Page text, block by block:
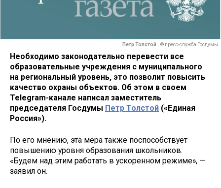
Петр Толстой. © пресс-служба Госдумы
Необходимо законодательно перевести все
образовательные учреждения с муниципального
на региональный уровень, это позволит повысить
качество охраны объектов. Об этом в своем
Telegram-канале написал заместитель
председателя Госдумы Петр Толстой («Единая
Россия»).
По его мнению, эта мера также поспособствует
повышению уровня образования школьников.
«Будем над этим работать в ускоренном режиме», —
заявил он.